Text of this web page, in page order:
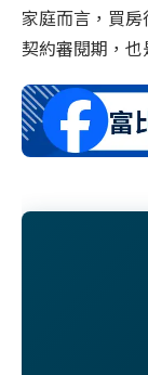
家庭而言，買
契約審閱期，